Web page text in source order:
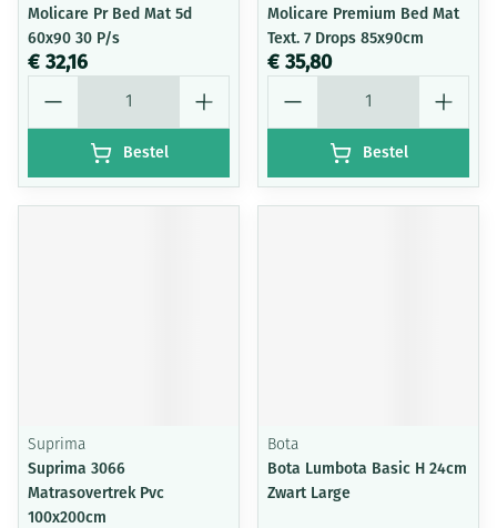
Molicare Pr Bed Mat 5d
60x90 30 P/s
€ 32,16
Bestel
Molicare Premium Bed Mat
Text. 7 Drops 85x90cm
€ 35,80
Bestel
Suprima
Suprima 3066
Matrasovertrek Pvc
100x200cm
Bota
Bota Lumbota Basic H 24cm
Zwart Large